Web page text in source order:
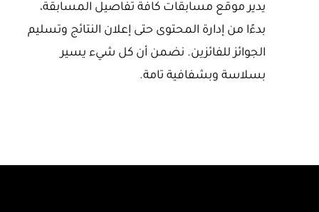
يدير موقع مسابقات كافة تفاصيل المسابقة،
بدءًا من إدارة المحتوى حتى إعلان النتائج وتسليم
الجوائز للفائزين. نضمن أن كل شيء يسير
بسلاسة وبشفافية تامة.